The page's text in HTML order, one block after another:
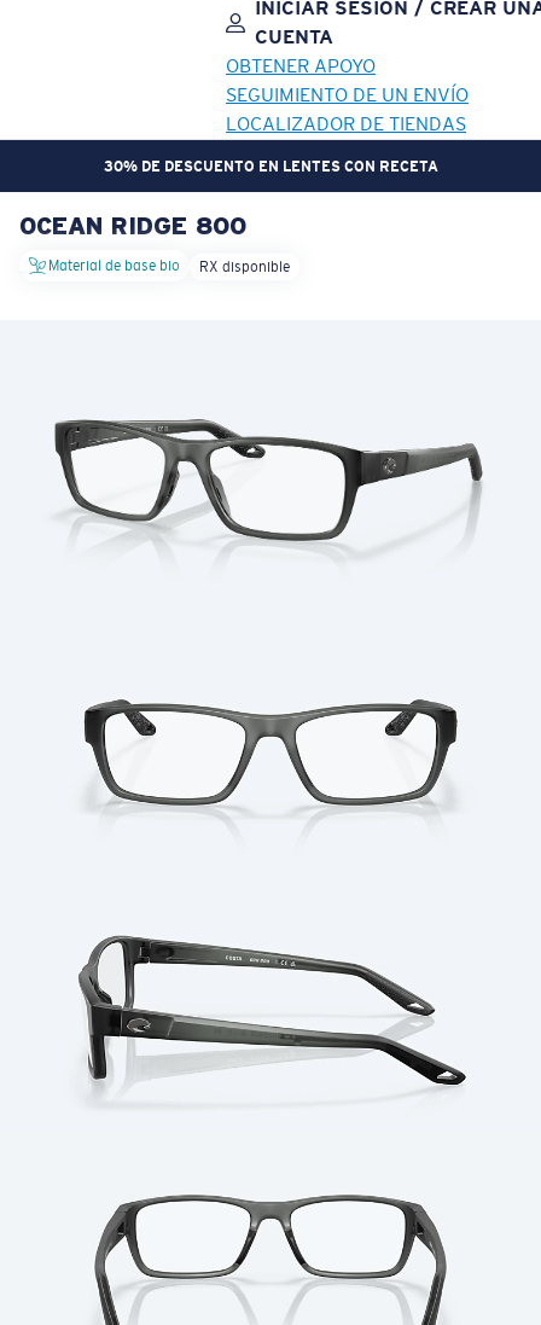
INICIAR SESIÓN / CREAR
CUENTA
OBTENER APOYO
SEGUIMIENTO DE UN ENVÍO
LOCALIZADOR DE TIENDAS
30% DE DESCUENTO EN LENTES CON RECETA
OBJETIVO ACTUALIZADO
Precio:
Cantidad:
OCEAN RIDGE 800
Material de base bio RX disponible